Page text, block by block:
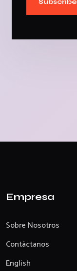
Empresa
Sobre Nosotros
Contáctanos
English